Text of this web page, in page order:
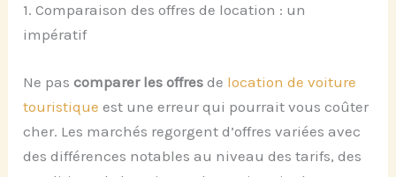
1. Comparaison des offres de location : un
impératif
Ne pascomparer les offresde location de voiture
touristique est une erreur qui pourrait vous coûter
cher. Les marchés regorgent d’offres variées avec
des différences notables au niveau des tarifs, des